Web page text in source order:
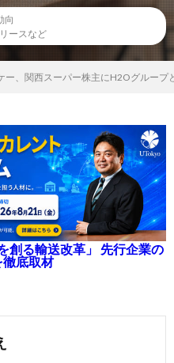
向
ースなど
ー、関西スーパー株主にH2Oグループ
創る輸送改革」 先行企業の
底取材